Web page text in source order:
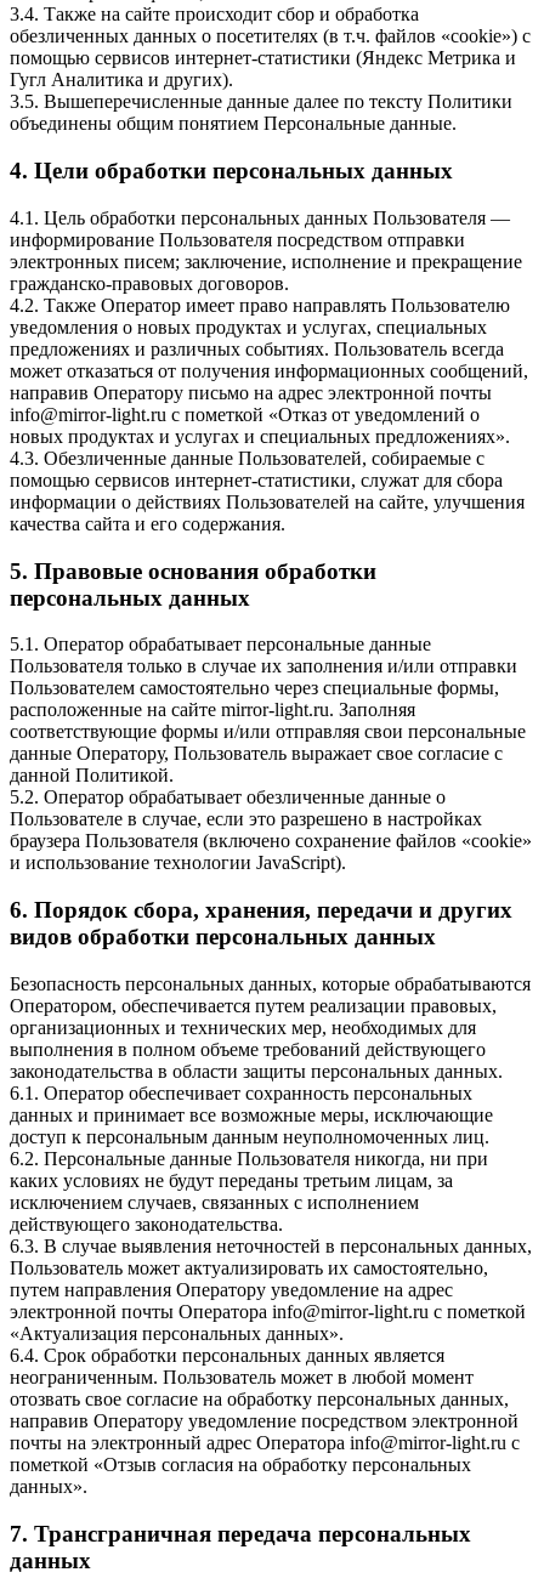
3.4. Также на сайте происходит сбор и обработка
обезличенных данных о посетителях (в т.ч. файлов «cookie») с
помощью сервисов интернет-статистики (Яндекс Метрика и
Гугл Аналитика и других).
3.5. Вышеперечисленные данные далее по тексту Политики
объединены общим понятием Персональные данные.
4. Цели обработки персональных данных
4.1. Цель обработки персональных данных Пользователя —
информирование Пользователя посредством отправки
электронных писем; заключение, исполнение и прекращение
гражданско-правовых договоров.
4.2. Также Оператор имеет право направлять Пользователю
уведомления о новых продуктах и услугах, специальных
предложениях и различных событиях. Пользователь всегда
может отказаться от получения информационных сообщений,
направив Оператору письмо на адрес электронной почты
info@mirror-light.ru с пометкой «Отказ от уведомлений о
новых продуктах и услугах и специальных предложениях».
4.3. Обезличенные данные Пользователей, собираемые с
помощью сервисов интернет-статистики, служат для сбора
информации о действиях Пользователей на сайте, улучшения
качества сайта и его содержания.
5. Правовые основания обработки
персональных данных
5.1. Оператор обрабатывает персональные данные
Пользователя только в случае их заполнения и/или отправки
Пользователем самостоятельно через специальные формы,
расположенные на сайте mirror-light.ru. Заполняя
соответствующие формы и/или отправляя свои персональные
данные Оператору, Пользователь выражает свое согласие с
данной Политикой.
5.2. Оператор обрабатывает обезличенные данные о
Пользователе в случае, если это разрешено в настройках
браузера Пользователя (включено сохранение файлов «cookie»
и использование технологии JavaScript).
6. Порядок сбора, хранения, передачи и других
видов обработки персональных данных
Безопасность персональных данных, которые обрабатываются
Оператором, обеспечивается путем реализации правовых,
организационных и технических мер, необходимых для
выполнения в полном объеме требований действующего
законодательства в области защиты персональных данных.
6.1. Оператор обеспечивает сохранность персональных
данных и принимает все возможные меры, исключающие
доступ к персональным данным неуполномоченных лиц.
6.2. Персональные данные Пользователя никогда, ни при
каких условиях не будут переданы третьим лицам, за
исключением случаев, связанных с исполнением
действующего законодательства.
6.3. В случае выявления неточностей в персональных данных,
Пользователь может актуализировать их самостоятельно,
путем направления Оператору уведомление на адрес
электронной почты Оператора info@mirror-light.ru с пометкой
«Актуализация персональных данных».
6.4. Срок обработки персональных данных является
неограниченным. Пользователь может в любой момент
отозвать свое согласие на обработку персональных данных,
направив Оператору уведомление посредством электронной
почты на электронный адрес Оператора info@mirror-light.ru с
пометкой «Отзыв согласия на обработку персональных
данных».
7. Трансграничная передача персональных
данных